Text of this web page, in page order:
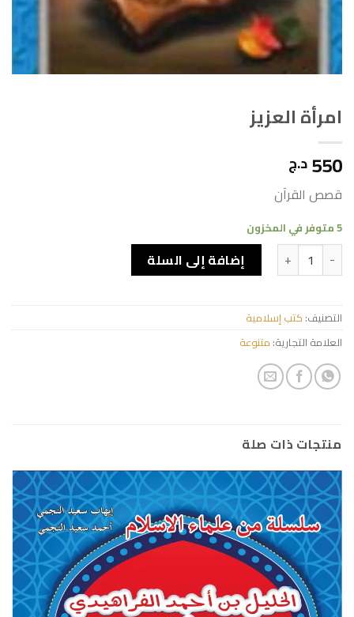
امرأة العزيز
550د.ج
قصص القرآن
5 متوفر في المخزون
كمية امرأة العزيز إضافة إلى السلة
التصنيف: كتب إسلامية
العلامة التجارية: متنوعة
منتجات ذات صلة